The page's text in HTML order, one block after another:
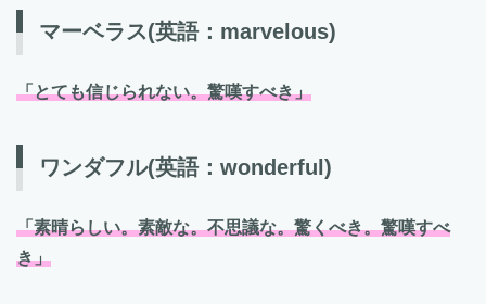
マーベラス(英語：marvelous)
「とても信じられない。驚嘆すべき」
ワンダフル(英語：wonderful)
「素晴らしい。素敵な。不思議な。驚くべき。驚嘆すべ
き」